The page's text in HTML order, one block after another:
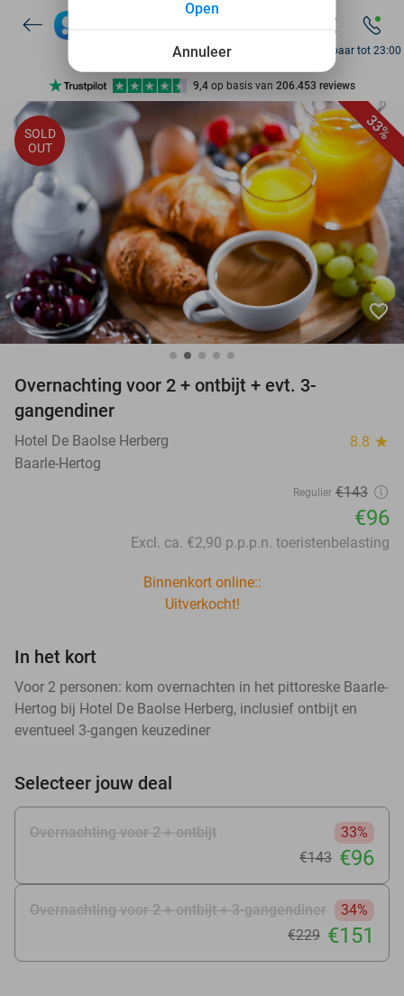
7 dagen per week beschikbaar
10+ miljoen leden
9,4 op basis van 206.453 reviews
7 dagen per week beschikbaar
10+ miljoen leden
Bereikbaar tot 23:00
33%
SOLD
OUT
favorite_border
Overnachting voor 2 + ontbijt + evt. 3-
gangendiner
Hotel De Baolse Herberg 8.8 star
Baarle-Hertog
Regulier €143
€96
Excl. ca. €2,90 p.p.p.n. toeristenbelasting
Binnenkort online::
Uitverkocht!
In het kort
Voor 2 personen: kom overnachten in het pittoreske Baarle-
Hertog bij Hotel De Baolse Herberg, inclusief ontbijt en
eventueel 3-gangen keuzediner
Selecteer jouw deal
Overnachting voor 2 + ontbijt
33%
€143 €96
Overnachting voor 2 + ontbijt + 3-gangendiner
34%
€229 €151
Annuleer
Open